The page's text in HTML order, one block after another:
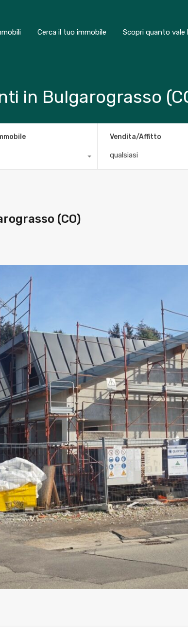
Cerca il tuo immobile Scopri quanto vale
in Bulgarograsso
Vendita/Affitto
qualsiasi
(CO)